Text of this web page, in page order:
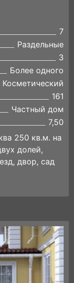
7
Раздельные
3
Более одного
Косметический
161
Частный дом
7,50
250 кв.м. на
долей,
двор, сад